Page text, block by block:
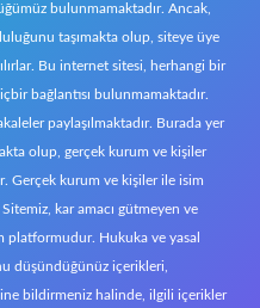
bulunmamaktadır. Ancak,
taşımakta olup, siteye üye
Bu internet sitesi, herhangi bir
bağlantısı bulunmamaktadır.
paylaşılmaktadır. Burada yer
olup, gerçek kurum ve kişiler
Gerçek kurum ve kişiler ile isim
kar amacı gütmeyen ve
platformudur. Hukuka ve yasal
düşündüğünüz içerikleri,
bildirmeniz halinde, ilgili içerikler